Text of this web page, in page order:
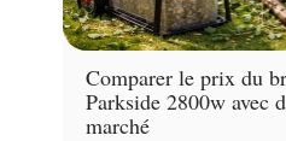
Comparer le prix du
Parkside 2800w avec
marché